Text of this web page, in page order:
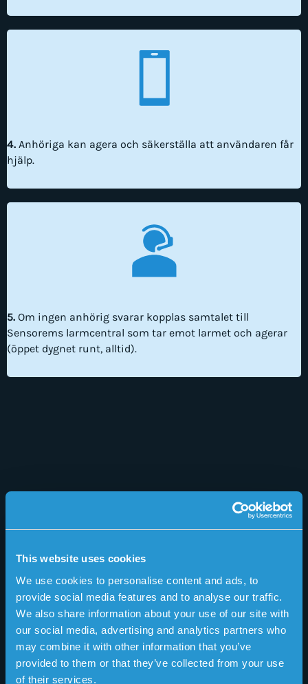
This website uses cookies
We use cookies to personalise content and ads, to
provide social media features and to analyse our traffic.
We also share information about your use of our site with
our social media, advertising and analytics partners who
may combine it with other information that you’ve
provided to them or that they’ve collected from your use
of their services.
4.Anhöriga kan agera och säkerställa att användaren får
hjälp.
5.Om ingen anhörig svarar kopplas samtalet till
Sensorems larmcentral som tar emot larmet och agerar
(öppet dygnet runt, alltid).